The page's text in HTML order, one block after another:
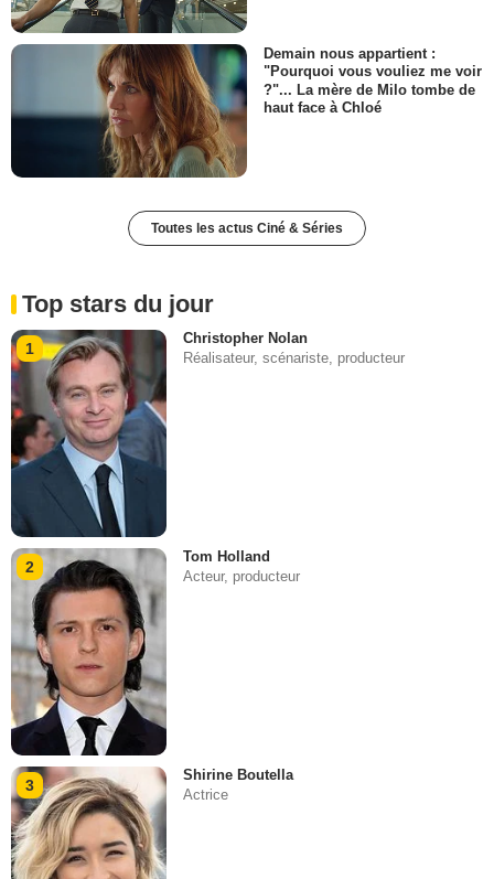
Demain nous appartient :
"Pourquoi vous vouliez me voir
?"... La mère de Milo tombe de
haut face à Chloé
Toutes les actus Ciné & Séries
Top stars du jour
1
Christopher Nolan
Réalisateur, scénariste, producteur
2
Tom Holland
Acteur, producteur
3
Shirine Boutella
Actrice